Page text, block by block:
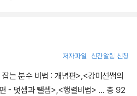
저자파일 신간알림 신청
는 분수 비법 : 개념편>,<강미선쌤의
- 덧셈과 뺄셈>,<행렬비법> … 총 92